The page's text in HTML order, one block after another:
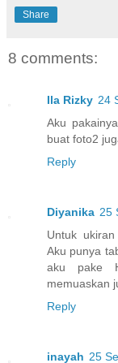
Share
8 comments:
Ila Rizky 24
Aku
buat foto2
Reply
Diyanika 25
Untuk
Aku punya
aku pake
memuaskan
Reply
inayah 25